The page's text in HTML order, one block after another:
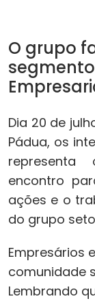
O grupo
Dia 20 de
Pádua, os
encontro
ações e o
do grupo
Empresários
comunidade
Lembrando